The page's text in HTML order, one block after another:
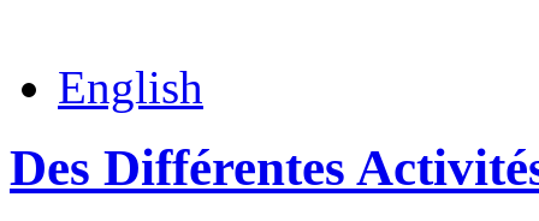
English
Des Différentes